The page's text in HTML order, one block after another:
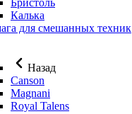
Бристоль
Калька
для смешанных техник
Назад
Canson
Magnani
Royal Talens